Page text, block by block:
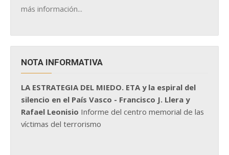
más información...
NOTA INFORMATIVA
LA ESTRATEGIA DEL MIEDO. ETA y la espiral del
silencio en el País Vasco - Francisco J. Llera y
Rafael Leonisio Informe del centro memorial de las
víctimas del terrorismo